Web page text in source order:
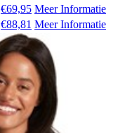
€69,95 Meer Informatie
€88,81 Meer Informatie